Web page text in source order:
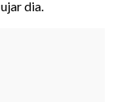
dia.